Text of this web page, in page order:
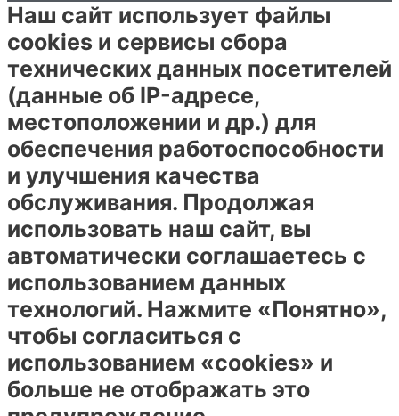
Наш сайт использует файлы
cookies и сервисы сбора
технических данных посетителей
(данные об IP-адресе,
местоположении и др.) для
обеспечения работоспособности
и улучшения качества
обслуживания. Продолжая
использовать наш сайт, вы
автоматически соглашаетесь с
использованием данных
технологий. Нажмите «Понятно»,
чтобы согласиться с
использованием «cookies» и
больше не отображать это